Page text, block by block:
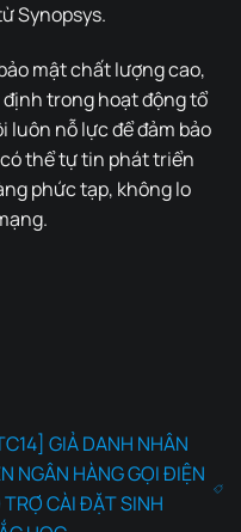
Synopsys.
mật chất lượng cao,
định trong hoạt động tổ
nỗ lực để đảm bảo
thể tự tin phát triển
phức tạp, không lo
GIẢ DANH NHÂN
NGÂN HÀNG GỌI ĐIỆN
TRỢ CÀI ĐẶT SINH